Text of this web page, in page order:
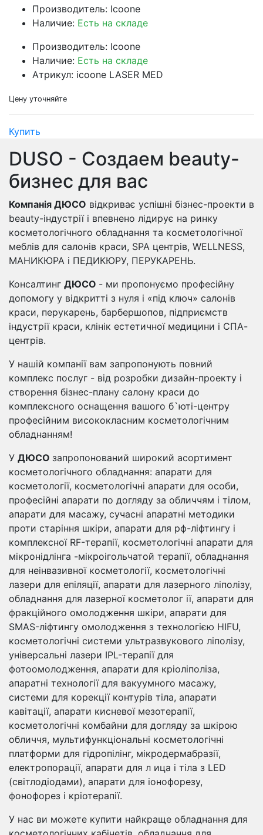
Производитель: Icoone
Наличие: Есть на складе
Производитель: Icoone
Наличие: Есть на складе
Атрикул: icoone LASER MED
Цену уточняйте
Купить
DUSO - Создаем beauty-
бизнес для вас
Компанія ДЮСО відкриває успішні бізнес-проекти в
beauty-індустрії і впевнено лідирує на ринку
косметологічного обладнання та косметологічної
меблів для салонів краси, SPA центрів, WELLNESS,
МАНИКЮРА і ПЕДИКЮРУ, ПЕРУКАРЕНЬ.
Консалтинг ДЮСО - ми пропонуємо професійну
допомогу у відкритті з нуля і «під ключ» салонів
краси, перукарень, барбершопов, підприємств
індустрії краси, клінік естетичної медицини і СПА-
центрів.
У нашій компанії вам запропонують повний
комплекс послуг - від розробки дизайн-проекту і
створення бізнес-плану салону краси до
комплексного оснащення вашого б`юті-центру
професійним висококласним косметологічним
обладнанням!
У ДЮСО запропонований широкий асортимент
косметологічного обладнання: апарати для
косметології, косметологічні апарати для особи,
професійні апарати по догляду за обличчям і тілом,
апарати для масажу, сучасні апаратні методики
проти старіння шкіри, апарати для рф-ліфтингу і
комплексної RF-терапії, косметологічні апарати для
мікронідлінга -мікроігольчатой ​​терапії, обладнання
для неінвазивної косметології, косметологічні
лазери для епіляції, апарати для лазерного ліполізу,
обладнання для лазерної косметолог ії, апарати для
фракційного омолодження шкіри, апарати для
SMAS-ліфтингу омолодження з технологією HIFU,
косметологічні системи ультразвукового ліполізу,
універсальні лазери IPL-терапії для
фотоомолодження, апарати для кріоліполіза,
апаратні технології для вакуумного масажу,
системи для корекції контурів тіла, апарати
кавітації, апарати кисневої мезотерапії,
косметологічні комбайни для догляду за шкірою
обличчя, мультифункціональні косметологічні
платформи для гідропілінг, мікродермабразії,
електропорації, апарати для л ица і тіла з LED
(світлодіодами), апарати для іонофорезу,
фонофорез і кріотерапії.
У нас ви можете купити найкраще обладнання для